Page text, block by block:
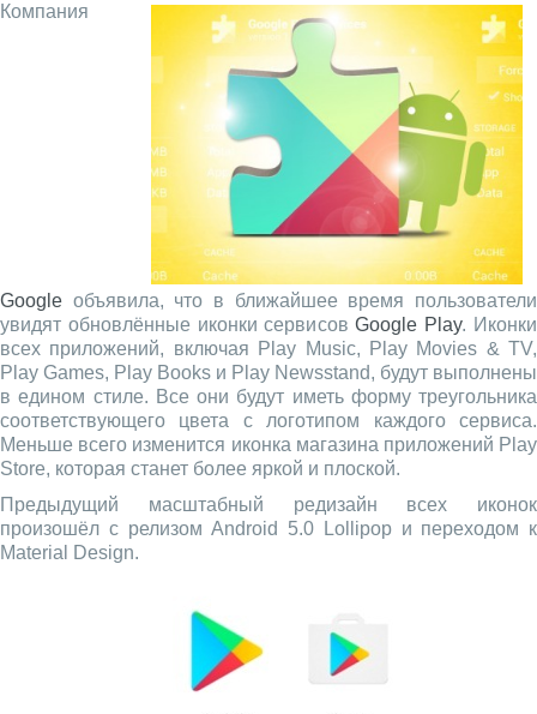
Компания
Google объявила, что в ближайшее время пользователи
увидят обновлённые иконки сервисовGoogle Play. Иконки
всех приложений, включая Play Music, Play Movies & TV,
Play Games, Play Books и Play Newsstand, будут выполнены
в едином стиле. Все они будут иметь форму треугольника
соответствующего цвета с логотипом каждого сервиса.
Меньше всего изменится иконка магазина приложений Play
Store, которая станет более яркой и плоской.
Предыдущий масштабный редизайн всех иконок
произошёл с релизом Android 5.0 Lollipop и переходом к
Material Design.